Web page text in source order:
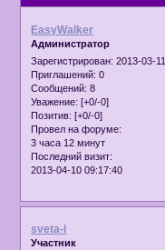
EasyWalker
Администратор
Зарегистрирован: 2013-03-11
Приглашений: 0
Сообщений: 8
Уважение: [+0/-0]
Позитив: [+0/-0]
Провел на форуме:
3 часа 12 минут
Последний визит:
2013-04-10 09:17:40
sveta-l
Участник